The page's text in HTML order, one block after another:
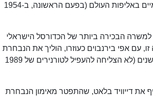
העולם בספרד בקיץ 1986 (מקום 7). בכל תולדותיה השתתפה ישראל רק פעמיים באליפות העולם (בפעם הראשונה, ב-1954
שרף, אך הוא שב למשרה הבכירה ביותר של הכדורסל הישראלי
6 שנים (1991–1997). במהלך תקופה זו, עם אפי בירנבוים כעוזרו, הוליך את הנבחרת
ל-3 הופעות באליפויות אירופה, לאחר שהנבחרת נעדרה ממעמד זה במשך 6 שנים (לא הצליחה להעפיל לטורנירים של 1989
את דייוויד בלאט, שהתפטר מאימון הנבחרת